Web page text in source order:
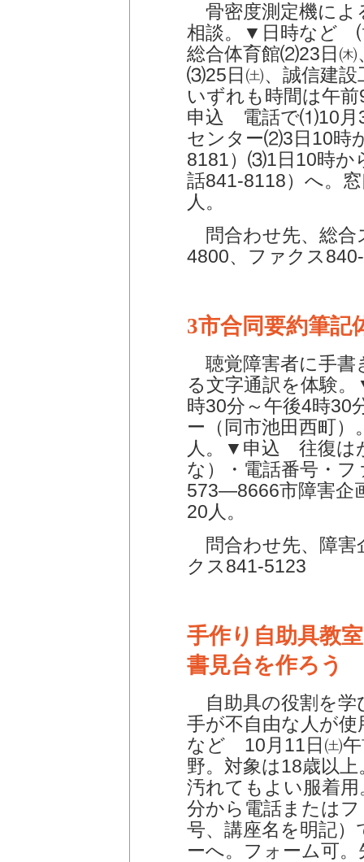
骨密度測定機によ
相談。▼日時など
総合体育館⑵23日㈭
⑶25日㈯、誠信建設
いずれも時間は午
申込 電話で⑴10月
センター⑵3日10時
8181）⑶1日10時か
話841-8118）へ。
人。
問合わせ先、総
4800、ファクス
3市合同要約筆記
聴覚障害者に手書
る文字通訳を体験
時30分～午後4時30
ー（同市池田西町
人。▼申込 往復は
な）・電話番号・
573―8666市障害企
20人。
問合わせ先、障
クス841-5123
手作り自助具教室
書見台を作ろう
自助具の役割を学
手が不自由な人が
など 10月11日㈯午
野。対象は18歳以
汚れてもよい服着
分から電話または
号、講座名を明記
ーへ。フォーム可。